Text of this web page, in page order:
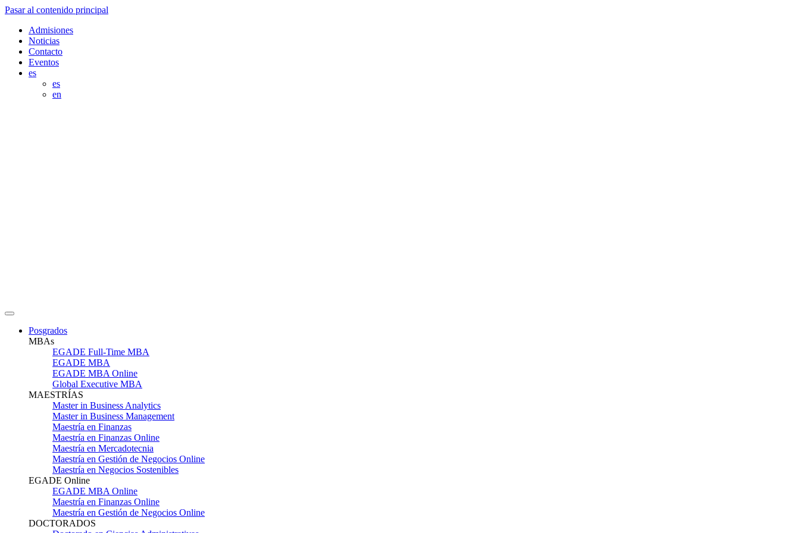
Pasar al contenido principal
Admisiones
Noticias
Contacto
Eventos
es
es
en
Posgrados
MBAs
EGADE Full-Time MBA
EGADE MBA
EGADE MBA Online
Global Executive MBA
MAESTRÍAS
Master in Business Analytics
Master in Business Management
Maestría en Finanzas
Maestría en Finanzas Online
Maestría en Mercadotecnia
Maestría en Gestión de Negocios Online
Maestría en Negocios Sostenibles
EGADE Online
EGADE MBA Online
Maestría en Finanzas Online
Maestría en Gestión de Negocios Online
DOCTORADOS